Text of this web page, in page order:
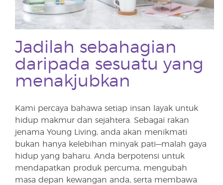
Jadilah sebahagian
daripada sesuatu yang
menakjubkan
Kami percaya bahawa setiap insan layak untuk
hidup makmur dan sejahtera. Sebagai rakan
jenama Young Living, anda akan menikmati
bukan hanya kelebihan minyak pati—malah gaya
hidup yang baharu. Anda berpotensi untuk
mendapatkan produk percuma, mengubah
masa depan kewangan anda, serta membawa